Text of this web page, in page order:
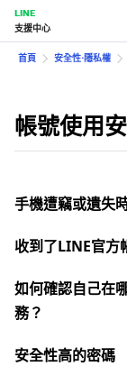
LINE
支援中心
首頁 安全性⋅隱私權
帳號使用
手機遭竊或遺失
收到了LINE官方
如何確認自己在
務？
安全性高的密碼